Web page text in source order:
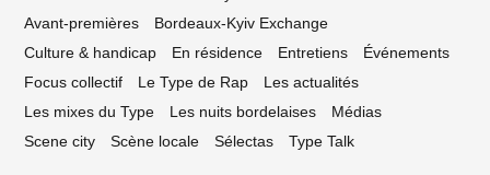
Avant-premières
Bordeaux-Kyiv Exchange
Culture & handicap
En résidence Entretiens
Événements
Focus collectif
Le Type de Rap
Les actualités
Les mixes du Type
Les nuits bordelaises
Médias
Scene city
Scène locale Sélectas Type Talk